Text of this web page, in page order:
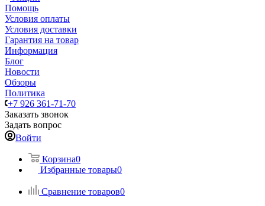
Помощь
Условия оплаты
Условия доставки
Гарантия на товар
Информация
Блог
Новости
Обзоры
Политика
+7 926 361-71-70
Заказать звонок
Задать вопрос
Войти
Корзина0
Избранные товары0
Сравнение товаров0